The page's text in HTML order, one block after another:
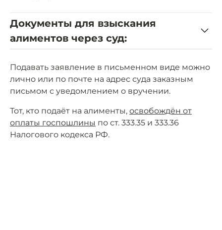
Документы для взыскания
алиментов через суд:
Подавать заявление в письменном виде можно
лично или по почте на адрес суда заказным
письмом с уведомлением о вручении.
Тот, кто подаёт на алименты, освобождён от
оплаты госпошлины по ст. 333.35 и 333.36
Налогового кодекса РФ.